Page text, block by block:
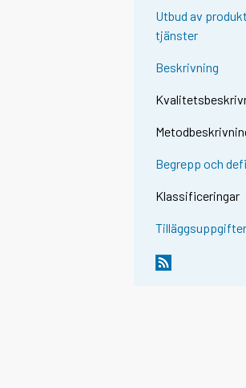
Utbud av
tjänster
Beskrivning
Begrepp och
Klassificeringar
Tilläggsuppgifter